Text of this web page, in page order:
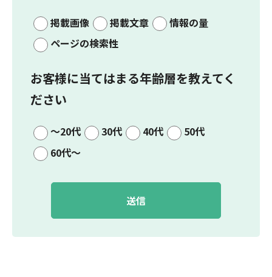
掲載画像 掲載文章
情報の量
ページの検索性
お客様に当てはまる年齢層を教えてく
ださい
～20代 30代 40代
50代
60代～